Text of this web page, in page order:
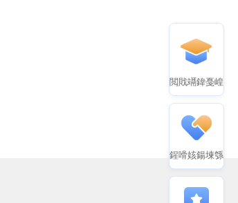
閲戝竵鍏戞崲
鍟嗗姟鍚堜綔